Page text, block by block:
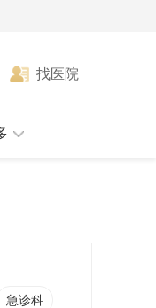
找医院
急诊科